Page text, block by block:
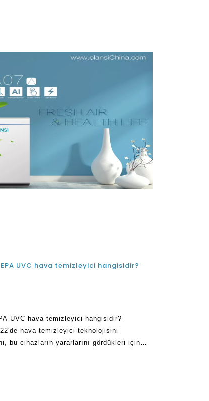
UVC hava temizleyici hangisidir?
UVC hava temizleyici hangisidir?
hava temizleyici teknolojisini
bu cihazların yararlarını gördükleri için